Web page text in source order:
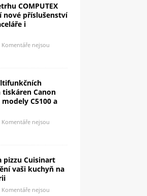
COMPUTEX
nové příslušenství
i
Komentáře nejsou
tiskáren Canon
modely C5100 a
Komentáře nejsou
pizzu Cuisinart
vaši kuchyň na
Komentáře nejsou